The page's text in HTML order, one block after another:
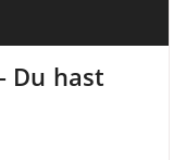
Du hast